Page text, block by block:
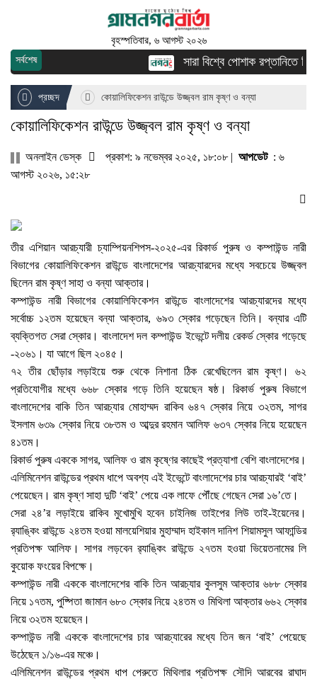
বৃহস্পতিবার, ৬ আগস্ট ২০২৬
সর্বশেষ সারা বিশ্বে পোশাক রপ্তানিতে
প্রচ্ছদ কোয়ালিফিকেশন রাউন্ডে উজ্জ্বল রাম কৃষ্ণ ও বন্যা
কোয়ালিফিকেশন রাউন্ডে উজ্জ্বল রাম কৃষ্ণ ও বন্যা
অনলাইন ডেস্ক প্রকাশ: ৯ নভেম্বর ২০২৫, ১৮:০৮ | আপডেট: ৬
আগস্ট ২০২৬, ১৫:২৮
তীর এশিয়ান আরচ্যারী চ্যাম্পিয়নশিপস-২০২৫-এর রিকার্ভ পুরুষ ও কম্পাউন্ড নারী
বিভাগের কোয়ালিফিকেশন রাউন্ডে বাংলাদেশের আরচ্যারদের মধ্যে সবচেয়ে উজ্জ্বল
ছিলেন রাম কৃষ্ণ সাহা ও বন্যা আক্তার।
কম্পাউন্ড নারী বিভাগের কোয়ালিফিকেশন রাউন্ডে বাংলাদেশের আরচ্যারদের মধ্যে
সর্বোচ্চ ১২তম হয়েছেন বন্যা আক্তার, ৬৯৩ স্কোর গড়েছেন তিনি। বন্যার এটি
ব্যক্তিগত সেরা স্কোর। বাংলাদেশ দল কম্পাউন্ড ইভেন্টে দলীয় রেকর্ড স্কোর গড়েছে
-২০৬১। যা আগে ছিল ২০৪৫।
৭২ তীর ছোঁড়ার লড়াইয়ে শুরু থেকে নিশানা ঠিক রেখেছিলেন রাম কৃষ্ণ। ৬২
প্রতিযোগীর মধ্যে ৬৬৮ স্কোর গড়ে তিনি হয়েছেন ষষ্ঠ। রিকার্ভ পুরুষ বিভাগে
বাংলাদেশের বাকি তিন আরচ্যার মোহাম্মদ রাকিব ৬৪৭ স্কোর নিয়ে ৩২তম, সাগর
ইসলাম ৬৩৯ স্কোর নিয়ে ৩৮তম ও আব্দুর রহমান আলিফ ৬৩৭ স্কোর নিয়ে হয়েছেন
৪১তম।
রিকার্ভ পুরুষ এককে সাগর, আলিফ ও রাম কৃষ্ণের কাছেই প্রত্যাশা বেশি বাংলাদেশের।
এলিমিনেশন রাউন্ডের প্রথম ধাপে অবশ্য এই ইভেন্টে বাংলাদেশের চার আরচ্যারই ‘বাই’
পেয়েছেন। রাম কৃষ্ণ সাহা দুটি ‘বাই’ পেয়ে এক লাফে পৌঁছে গেছেন সেরা ১৬’তে।
সেরা ২৪’র লড়াইয়ে রাকিব মুখোমুখি হবেন চাইনিজ তাইপের লিউ তাই-ইয়েনের।
র‌্যাঙ্কিং রাউন্ডে ২৪তম হওয়া মালয়েশিয়ার মুহাম্মাদ হাইকাল দানিশ শিয়ামসুল আফান্ডির
প্রতিপক্ষ আলিফ। সাগর লড়বেন র‌্যাঙ্কিং রাউন্ডে ২৭তম হওয়া ভিয়েতনামের লি
কুয়োক ফংয়ের বিপক্ষে।
কম্পাউন্ড নারী এককে বাংলাদেশের বাকি তিন আরচ্যার কুলসুম আক্তার ৬৮৮ স্কোর
নিয়ে ১৭তম, পুষ্পিতা জামান ৬৮০ স্কোর নিয়ে ২৪তম ও মিথিলা আক্তার ৬৬২ স্কোর
নিয়ে ৩২তম হয়েছেন।
কম্পাউন্ড নারী এককে বাংলাদেশের চার আরচ্যারের মধ্যে তিন জন ‘বাই’ পেয়েছে
উঠেছেন ১/১৬-এর মঞ্চে।
এলিমিনেশন রাউন্ডের প্রথম ধাপ পেরুতে মিথিলার প্রতিপক্ষ সৌদি আরবের রাঘাদ